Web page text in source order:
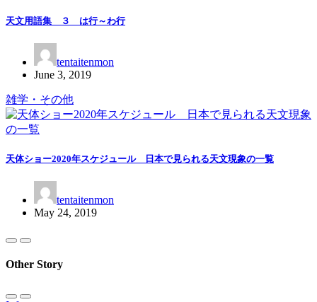
天文用語集 ３ は行～わ行
tentaitenmon
June 3, 2019
雑学・その他
天体ショー2020年スケジュール 日本で見られる天文現象の一覧
tentaitenmon
May 24, 2019
Other Story